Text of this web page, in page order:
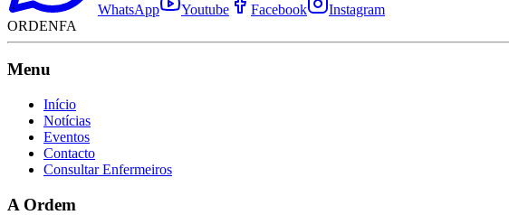
WhatsApp Youtube Facebook
Instagram
ORDENFA
Menu
Início
Notícias
Eventos
Contacto
Consultar Enfermeiros
A Ordem